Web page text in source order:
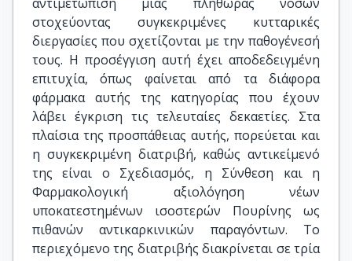
στοχεύοντας συγκεκριμένες κυτταρικές
διεργασίες που σχετίζονται με την παθογένεσή
τους. Η προσέγγιση αυτή έχει αποδεδειγμένη
επιτυχία, όπως φαίνεται από τα διάφορα
φάρμακα αυτής της κατηγορίας που έχουν
λάβει έγκριση τις τελευταίες δεκαετίες. Στα
πλαίσια της προσπάθειας αυτής, πορεύεται και
η συγκεκριμένη διατριβή, καθώς αντικείμενό
της είναι ο Σχεδιασμός, η Σύνθεση και η
Φαρμακολογική αξιολόγηση νέων
υποκατεστημένων ισοστερών Πουρίνης ως
πιθανών αντικαρκινικών παραγόντων. Το
περιεχόμενο της διατριβής διακρίνεται σε τρία